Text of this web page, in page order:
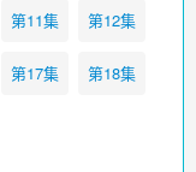
第11集 第12集
第17集 第18集